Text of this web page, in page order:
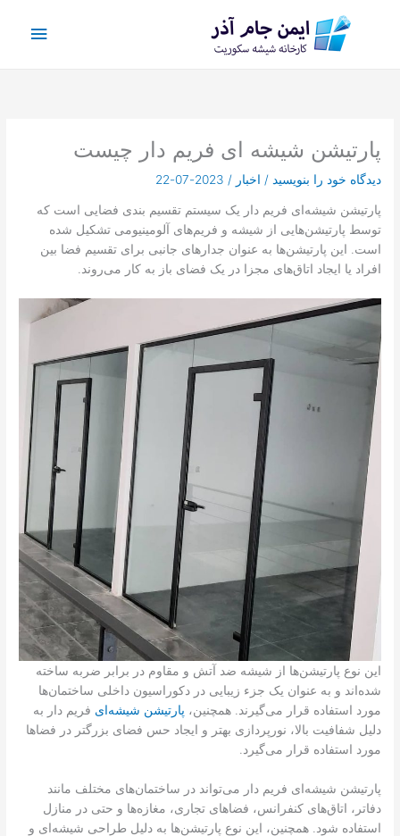
پارتیشن شیشه ای فریم دار چیست
دیدگاه‌ خود را بنویسید / اخبار /
2023-07-22
پارتیشن شیشه‌ای فریم دار یک سیستم تقسیم بندی فضایی است که
توسط پارتیشن‌هایی از شیشه و فریم‌های آلومینیومی تشکیل شده
است. این پارتیشن‌ها به عنوان جدارهای جانبی برای تقسیم فضا بین
افراد یا ایجاد اتاق‌های مجزا در یک فضای باز به کار می‌روند.
این نوع پارتیشن‌ها از شیشه ضد آتش و مقاوم در برابر ضربه ساخته
شده‌اند و به عنوان یک جزء زیبایی در دکوراسیون داخلی ساختمان‌ها
مورد استفاده قرار می‌گیرند. همچنین، پارتیشن شیشه‌ای فریم دار به
دلیل شفافیت بالا، نورپردازی بهتر و ایجاد حس فضای بزرگتر در فضاها
مورد استفاده قرار می‌گیرد.
پارتیشن شیشه‌ای فریم دار می‌تواند در ساختمان‌های مختلف مانند
دفاتر، اتاق‌های کنفرانس، فضاهای تجاری، مغازه‌ها و حتی در منازل
استفاده شود. همچنین، این نوع پارتیشن‌ها به دلیل طراحی شیشه‌ای و